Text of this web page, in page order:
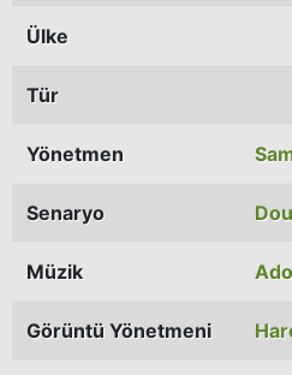
Ülke
Tür
Yönetmen
Senaryo
Müzik
Görüntü Yönetmeni